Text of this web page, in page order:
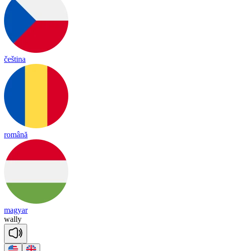
čeština
română
magyar
wally